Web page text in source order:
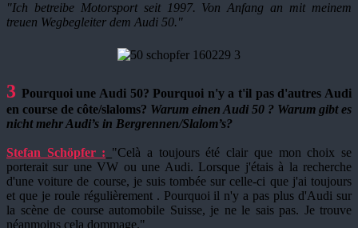
"Ich betreibe Motorsport seit 1997. Von Anfang an mit meinem
treuen Wegbegleiter dem Audi 50."
3 Pourquoi une Audi 50? Pourquoi n'y a t'il pas d'autres Audi
en course de côte/slaloms? Warum einen Audi 50 ? Warum gibt es
nicht mehr Audi’s in Bergrennen/Slalom’s?
Stefan Schöpfer : "Celà a toujours été clair que mon choix se
porterait sur une VW ou une Audi. Lorsque j'étais à la recherche
d'une voiture de course, je suis tombée sur celle-ci que j'ai toujours
et que je roule régulièrement . Pourquoi il n'y a pas plus d'Audi sur
la scène de course automobile Suisse, je ne le sais pas. Je trouve
néanmoins cela dommage."